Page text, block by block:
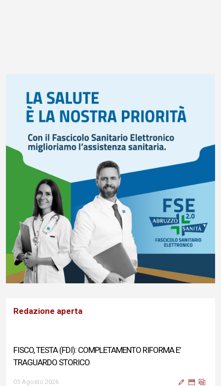
Redazione aperta
FISCO, TESTA (FDI): COMPLETAMENTO RIFORMA E’
TRAGUARDO STORICO
05 Agosto 2026